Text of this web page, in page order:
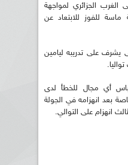
الجزائري لمواجهة
ماسة للفوز للابتعاد عن
على تدريبه ليامين
أي مجال للخطأ لدى
بعد انهزامه في الجولة